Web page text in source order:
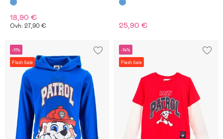
18,90 €
Ovh: 27,90 € 25,90 €
-11%
Flash Sale
-14%
Flash Sale